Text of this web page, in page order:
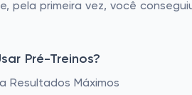
pela primeira vez, você
Pré-Treinos?
Resultados Máximos